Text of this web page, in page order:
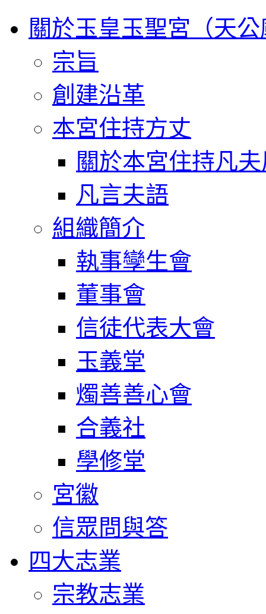
關於玉皇玉聖宮（天
宗旨
創建沿革
本宮住持方丈
關於本宮住持凡
凡言夫語
組織簡介
執事孿生會
董事會
信徒代表大會
玉義堂
燭善善心會
合義社
學修堂
宮徽
信眾問與答
四大志業
宗教志業